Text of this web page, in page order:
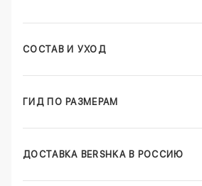
СОСТАВ И УХОД
ГИД ПО РАЗМЕРАМ
ДОСТАВКА BERSHKA В РОССИЮ